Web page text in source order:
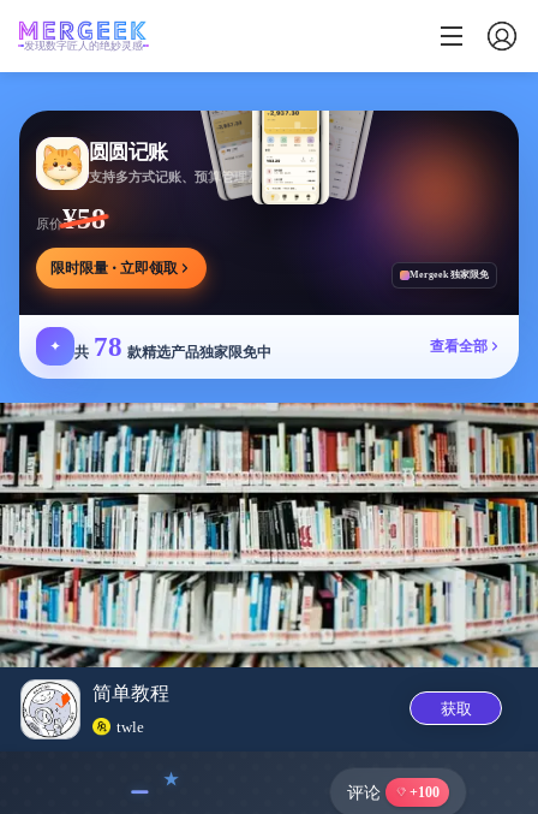
发现数字匠人的绝妙灵感
圆圆记账
支持多方式记账、预算管理及消费复盘，可本地保存
原价¥58
限时限量 · 立即领取 Mergeek 独家限免
✦ 共 78 款精选产品独家限免中 查看全部
简单教程
twle
获取
﹣ 评论 +100